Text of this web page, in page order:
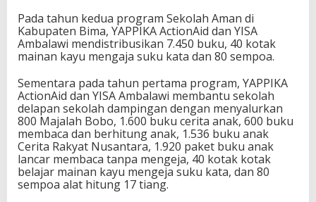
Pada tahun kedua program Sekolah Aman di
Kabupaten Bima, YAPPIKA ActionAid dan YISA
Ambalawi mendistribusikan 7.450 buku, 40 kotak
mainan kayu mengaja suku kata dan 80 sempoa.
Sementara pada tahun pertama program, YAPPIKA
ActionAid dan YISA Ambalawi membantu sekolah
delapan sekolah dampingan dengan menyalurkan
800 Majalah Bobo, 1.600 buku cerita anak, 600 buku
membaca dan berhitung anak, 1.536 buku anak
Cerita Rakyat Nusantara, 1.920 paket buku anak
lancar membaca tanpa mengeja, 40 kotak kotak
belajar mainan kayu mengeja suku kata, dan 80
sempoa alat hitung 17 tiang.